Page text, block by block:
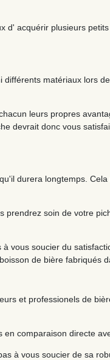
d' acquérir plusieurs
matériaux lors
leurs propres
devrait donc vous
durera longtemps.
prendrez soin de votre
vous soucier du
de bière fabriqués
et professionels de
comparaison directe
à vous soucier de sa